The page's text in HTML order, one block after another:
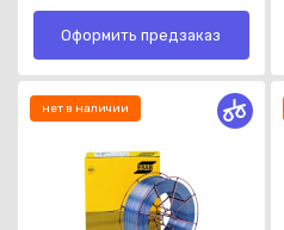
Оформить предзаказ
нет в наличии